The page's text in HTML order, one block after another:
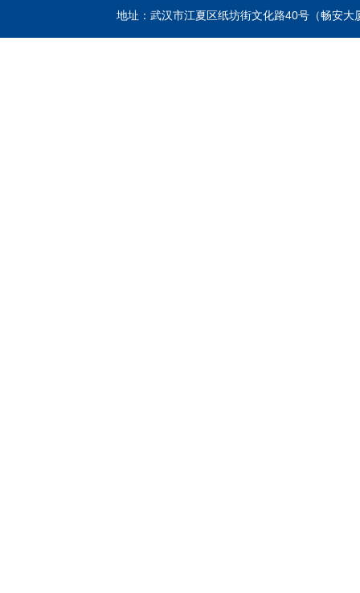
地址：武汉市江夏区纸坊街文化路40号（畅安